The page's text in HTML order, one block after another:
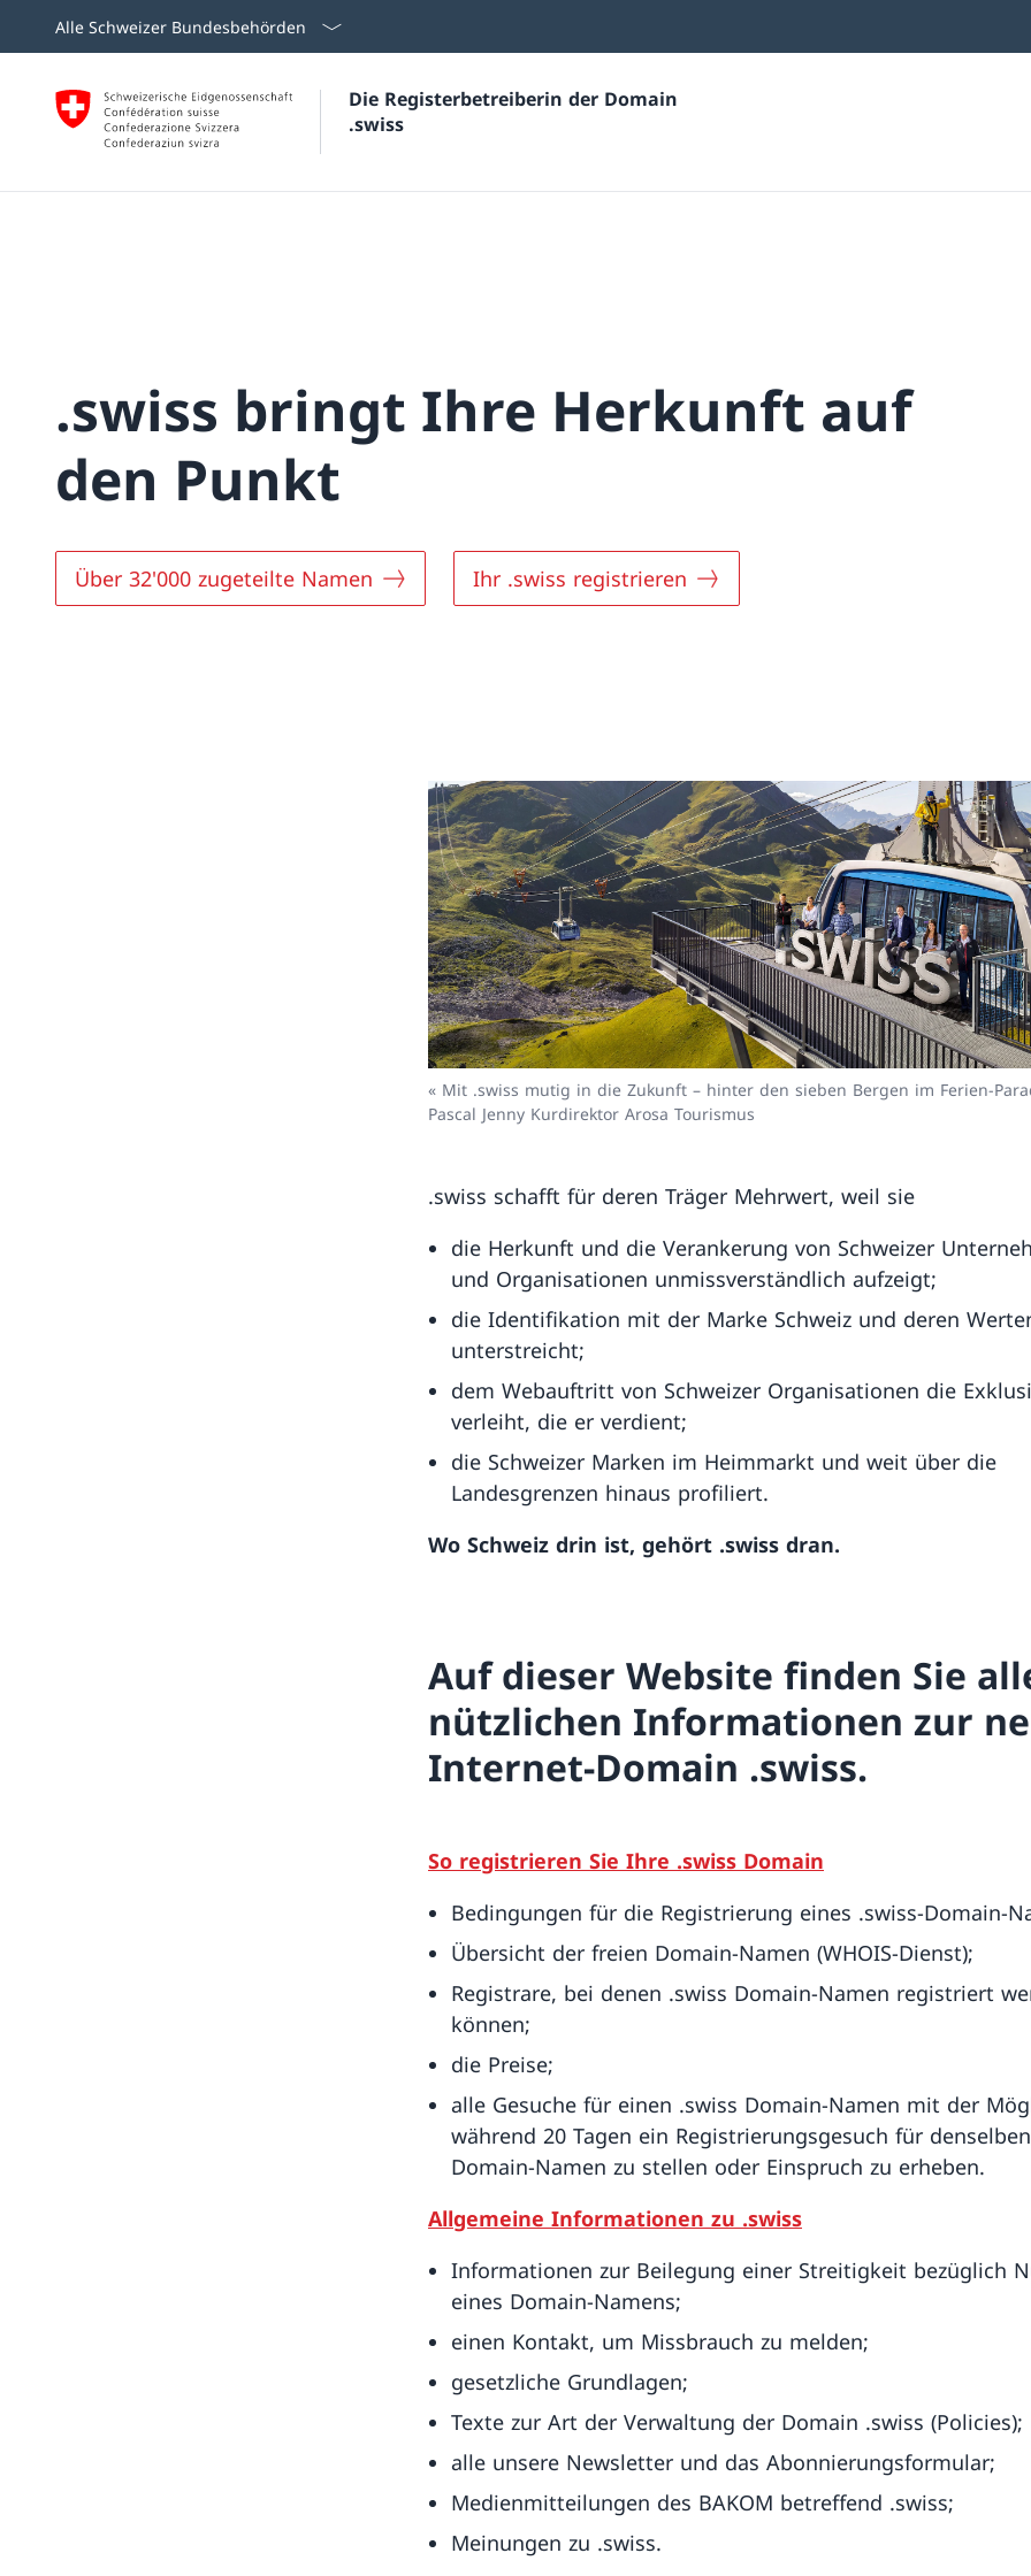
Alle Schweizer Bundesbehörden
Die Registerbetreiberin der Domain
.swiss
.swiss bringt Ihre Herkunft auf
den Punkt
Über 32'000 zugeteilte Namen Ihr .swiss registrieren
« Mit .swiss mutig in die Zukunft – hinter den sieben Bergen im Ferien-
Pascal Jenny Kurdirektor Arosa Tourismus
.swiss schafft für deren Träger Mehrwert, weil sie
die Herkunft und die Verankerung von Schweizer
und Organisationen unmissverständlich aufzeigt;
die Identifikation mit der Marke Schweiz und deren
unterstreicht;
dem Webauftritt von Schweizer Organisationen die
verleiht, die er verdient;
die Schweizer Marken im Heimmarkt und weit über die
Landesgrenzen hinaus profiliert.
Wo Schweiz drin ist, gehört .swiss dran.
Auf dieser Website finden Sie
nützlichen Informationen zur
Internet-Domain .swiss.
So registrieren Sie Ihre .swiss Domain
Bedingungen für die Registrierung eines .swiss-Domain-
Übersicht der freien Domain-Namen (WHOIS-Dienst);
Registrare, bei denen .swiss Domain-Namen registriert
können;
die Preise;
alle Gesuche für einen .swiss Domain-Namen mit der
während 20 Tagen ein Registrierungsgesuch für denselben
Domain-Namen zu stellen oder Einspruch zu erheben.
Allgemeine Informationen zu .swiss
Informationen zur Beilegung einer Streitigkeit bezüglich
eines Domain-Namens;
einen Kontakt, um Missbrauch zu melden;
gesetzliche Grundlagen;
Texte zur Art der Verwaltung der Domain .swiss (Policies);
alle unsere Newsletter und das Abonnierungsformular;
Medienmitteilungen des BAKOM betreffend .swiss;
Meinungen zu .swiss.